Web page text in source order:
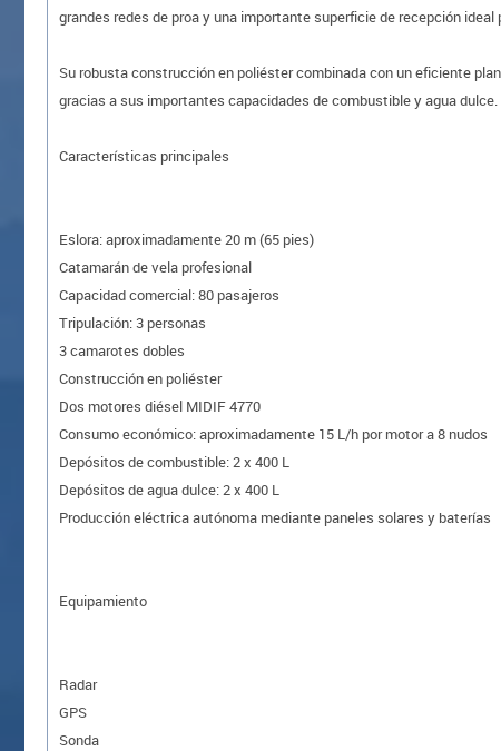
grandes redes de proa y una importante superficie de recepción
Su robusta construcción en poliéster combinada con un eficiente
gracias a sus importantes capacidades de combustible y agua dulce.
Características principales
Eslora: aproximadamente 20 m (65 pies)
Catamarán de vela profesional
Capacidad comercial: 80 pasajeros
Tripulación: 3 personas
3 camarotes dobles
Construcción en poliéster
Dos motores diésel MIDIF 4770
Consumo económico: aproximadamente 15 L/h por motor a 8 nudos
Depósitos de combustible: 2 x 400 L
Depósitos de agua dulce: 2 x 400 L
Producción eléctrica autónoma mediante paneles solares y baterías
Equipamiento
Radar
GPS
Sonda